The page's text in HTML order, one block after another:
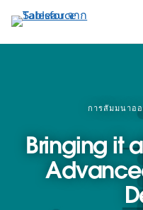
ไป
ที่
การสัมมนาอ
Bringing it